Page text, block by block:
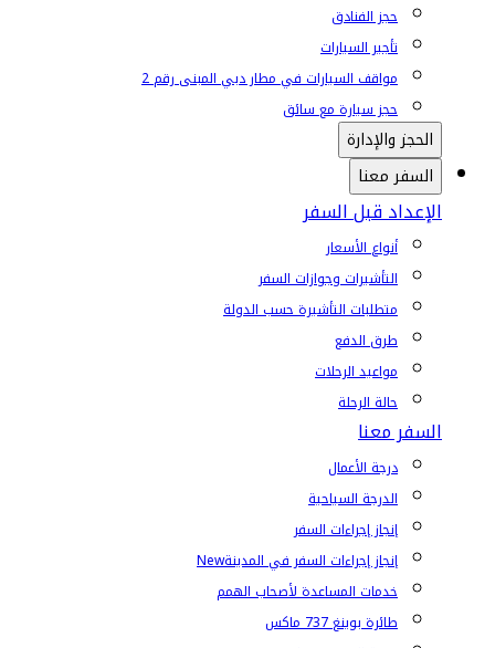
حجز الفنادق
تأجير السيارات
مواقف السيارات في مطار دبي المبنى رقم 2
حجز سيارة مع سائق
الحجز والإدارة
السفر معنا
الإعداد قبل السفر
أنواع الأسعار
التأشيرات وجوازات السفر
متطلبات التأشيرة حسب الدولة
طرق الدفع
مواعيد الرحلات
حالة الرحلة
السفر معنا
درجة الأعمال
الدرجة السياحية
إنجاز إجراءات السفر
إنجاز إجراءات السفر في المدينةNew
خدمات المساعدة لأصحاب الهمم
طائرة بوينغ 737 ماكس